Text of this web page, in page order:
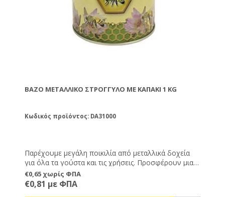
ΒΆΖΟ ΜΕΤΑΛΛΙΚΌ ΣΤΡΟΓΓΥΛΌ ΜΕ ΚΑΠΆΚΙ 1 KG
Κωδικός προϊόντος: DA31000
Παρέχουμε μεγάλη ποικιλία από μεταλλικά δοχεία
για όλα τα γούστα και τις χρήσεις. Προσφέρουν μια
διαφορετική και καλόγουστη παρουσίαση του
προϊόντος σας και είναι ιδανική λύση όταν θέλετε να
μεταφέρετε ή να στείλετε το μέλι, καθώς δεν
€0,65 χωρίς ΦΠΑ
€0,81 με ΦΠΑ